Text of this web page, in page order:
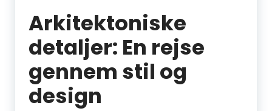
Arkitektoniske
detaljer: En rejse
gennem stil og
design